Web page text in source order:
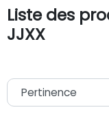
Liste des
JJXX